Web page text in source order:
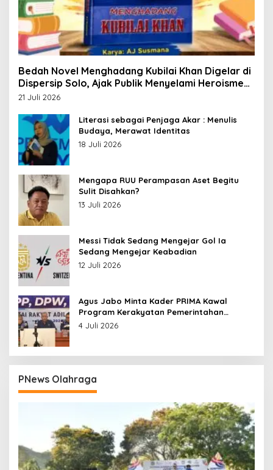
Bedah Novel Menghadang Kubilai Khan Digelar di
Dispersip Solo, Ajak Publik Menyelami Heroisme
Leluhur Nusantara
21 Juli 2026
Literasi sebagai Penjaga Akar : Menulis
Budaya, Merawat Identitas
18 Juli 2026
Mengapa RUU Perampasan Aset Begitu
Sulit Disahkan?
13 Juli 2026
Messi Tidak Sedang Mengejar Gol Ia
Sedang Mengejar Keabadian
12 Juli 2026
Agus Jabo Minta Kader PRIMA Kawal
Program Kerakyatan Pemerintahan
Prabowo
4 Juli 2026
PNews Olahraga